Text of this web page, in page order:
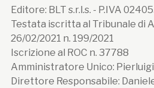
Editore: BLT s.r.l.s. - P.IVA
Testata iscritta al Tribunale di
26/02/2021 n. 199/2021
Iscrizione al ROC n. 37788
Amministratore Unico:
Direttore Responsabile: